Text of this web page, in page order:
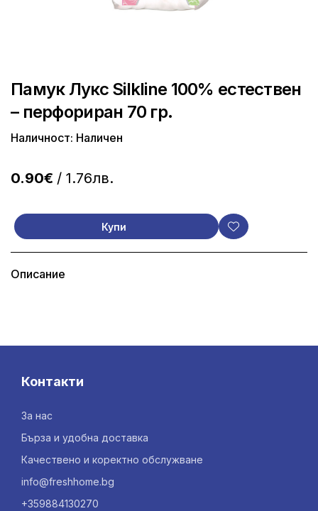
Памук Лукс Silkline 100% естествен
– перфориран 70 гр.
Наличност: Наличен
0.90€ / 1.76лв.
Купи
Описание
Контакти
За нас
Бърза и удобна доставка
Качествено и коректно обслужване
info@freshhome.bg
+359884130270